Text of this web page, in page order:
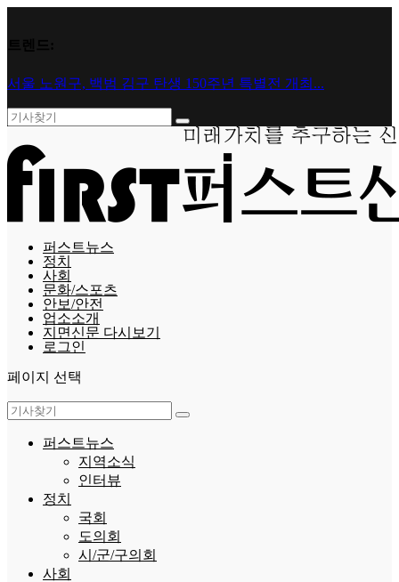
서울 노원구, 백범 김구 탄생 150주년 특별전 개최...
퍼스트뉴스
정치
사회
문화/스포츠
안보/안전
업소소개
지면신문 다시보기
로그인
페이지 선택
퍼스트뉴스
지역소식
인터뷰
정치
국회
도의회
시/군/구의회
사회